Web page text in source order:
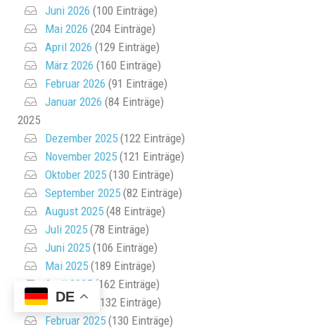
Juni 2026 (100 Einträge)
Mai 2026 (204 Einträge)
April 2026 (129 Einträge)
März 2026 (160 Einträge)
Februar 2026 (91 Einträge)
Januar 2026 (84 Einträge)
2025
Dezember 2025 (122 Einträge)
November 2025 (121 Einträge)
Oktober 2025 (130 Einträge)
September 2025 (82 Einträge)
August 2025 (48 Einträge)
Juli 2025 (78 Einträge)
Juni 2025 (106 Einträge)
Mai 2025 (189 Einträge)
April 2025 (162 Einträge)
März 2025
(132 Einträge)
Februar 2025 (130 Einträge)
DE